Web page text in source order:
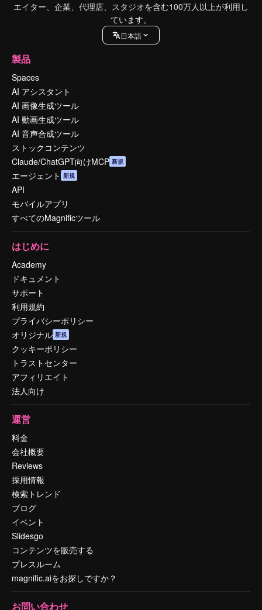
エイター、企業、代理店、スタジオを含む100万人以上が利用し
ています。
日本語
製品
Spaces
AI アシスタント
AI 画像生成ツール
AI 動画生成ツール
AI 音声合成ツール
ストックコンテンツ
Claude/ChatGPT向けMCP 新規
エージェント 新規
API
モバイルアプリ
すべてのMagnificツール
はじめに
Academy
ドキュメント
サポート
利用規約
プライバシーポリシー
オリジナル 新規
クッキーポリシー
トラストセンター
アフィリエイト
法人向け
運営
料金
会社概要
Reviews
採用情報
検索トレンド
ブログ
イベント
Slidesgo
コンテンツを販売する
プレスルーム
magnific.aiをお探しですか？
お問い合わせ